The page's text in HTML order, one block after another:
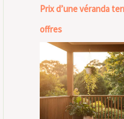
Prix d’une véranda
offres